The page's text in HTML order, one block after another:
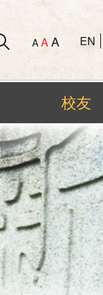
A AA EN
校友